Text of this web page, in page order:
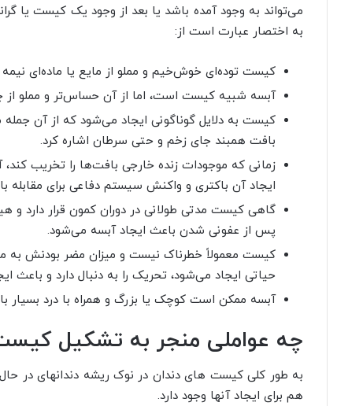
می‌تواند به وجود آمده باشد یا بعد از وجود یک کیست یا
به اختصار عبارت است از:
کیست توده‌ای خوش‌خیم و مملو از مایع یا ماده‌ای
آبسه شبیه کیست است، اما از آن حساس‌تر و مملو
کیست به دلایل گوناگونی ایجاد می‌شود که از آن
بافت همبند جای زخم و حتی سرطان اشاره کرد.
زمانی که موجودات زنده خارجی بافت‌ها را تخریب
ایجاد آن باکتری و واکنش سیستم دفاعی برای مقابله
گاهی کیست مدتی طولانی در دوران کمون قرار دارد و
پس از عفونی شدن باعث ایجاد آبسه می‌شود.
کیست معمولاً خطرناک نیست و میزان مضر بودنش به
حیاتی ایجاد می‌شود، تحریک را به دنبال دارد و
آبسه ممکن است کوچک یا بزرگ و همراه با درد بسیار
چه عواملی منجر به تشکیل
به طور کلی کیست های دندان در نوک ریشه دندانهای در
هم برای ایجاد آنها وجود دارد.